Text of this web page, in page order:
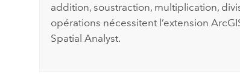
addition, soustraction, multiplication,
opérations nécessitent l’extension
Spatial Analyst.